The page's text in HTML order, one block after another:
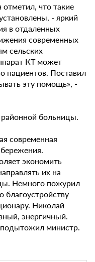
что такие
- яркий
в отдаленных
современных
сельских
КТ может
пациентов. Поставил
эту помощь», -
больницы.
современная
экономить
их на
Немного пожурил
благоустройству
Николай
энергичный.
министр.